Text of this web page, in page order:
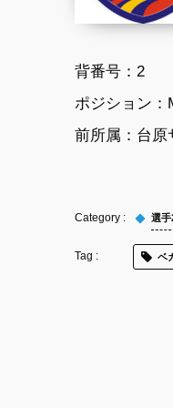
背番号： 2
ポジション：
前所属： 台原
選手
ベ